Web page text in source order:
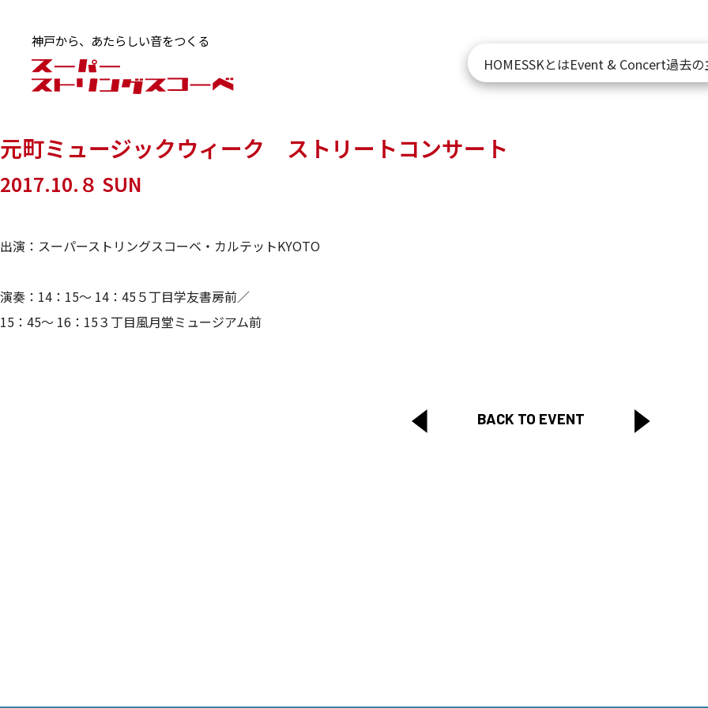
神戸から、あたらしい音をつくる
HOMESSKとはEvent & Concert過去の
元町ミュージックウィーク ストリートコンサート
2017.10.８ SUN
出演：スーパーストリングスコーベ・カルテットKYOTO
演奏：14：15～ 14：45５丁目学友書房前／
15：45～ 16：15３丁目風月堂ミュージアム前
BACK TO EVENT